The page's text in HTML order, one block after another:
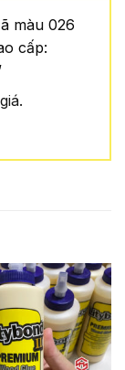
màu 026
cấp: